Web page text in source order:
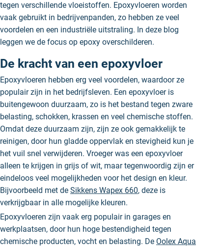
tegen verschillende vloeistoffen. Epoxyvloeren worden
vaak gebruikt in bedrijvenpanden, zo hebben ze veel
voordelen en een industriële uitstraling. In deze blog
leggen we de focus op epoxy overschilderen.
De kracht van een epoxyvloer
Epoxyvloeren hebben erg veel voordelen, waardoor ze
populair zijn in het bedrijfsleven. Een epoxyvloer is
buitengewoon duurzaam, zo is het bestand tegen zware
belasting, schokken, krassen en veel chemische stoffen.
Omdat deze duurzaam zijn, zijn ze ook gemakkelijk te
reinigen, door hun gladde oppervlak en stevigheid kun je
het vuil snel verwijderen. Vroeger was een epoxyvloer
alleen te krijgen in grijs of wit, maar tegenwoordig zijn er
eindeloos veel mogelijkheden voor het design en kleur.
Bijvoorbeeld met de Sikkens Wapex 660, deze is
verkrijgbaar in alle mogelijke kleuren.
Epoxyvloeren zijn vaak erg populair in garages en
werkplaatsen, door hun hoge bestendigheid tegen
chemische producten, vocht en belasting. De Oolex Aqua